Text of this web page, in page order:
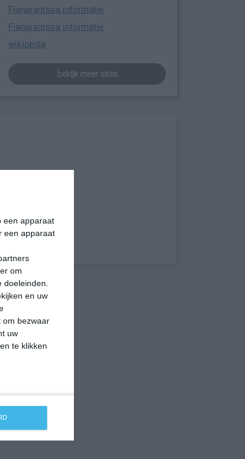
een apparaat
een apparaat
om
en uw
om bezwaar
uw
te klikken
Fianarantsoa informatie
Fianarantsoa informatie
wikipedia
bekijk meer sites